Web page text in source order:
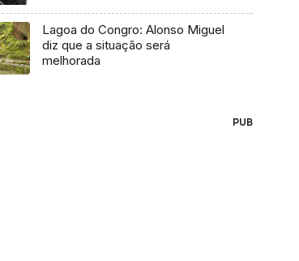
Lagoa do Congro: Alonso Miguel
diz que a situação será
melhorada
PUB